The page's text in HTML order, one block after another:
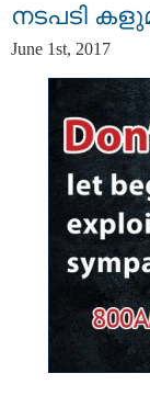
നടപടി
June 1st, 2017